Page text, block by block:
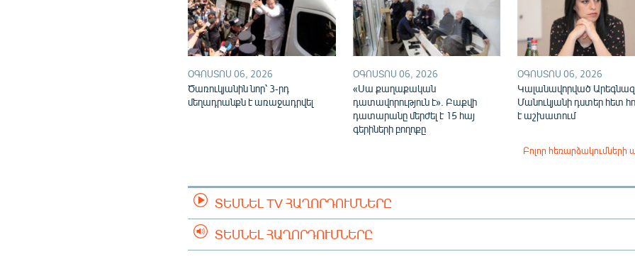
ՕԳՈՍՏՈՍ 06, 2026
Ծառուկյանին նոր՝ 3-րդ
մեղադրանքն է առաջադրվել
ՕԳՈՍՏՈՍ 06, 2026
«Սա քաղաքական
դատավորություն է». Բաքվի
դատարանը մերժել է 15 հայ
գերիների բողոքը
ՕԳՈՍՏՈՍ 06, 2026
Կալանավորված Արեգնազ
Մանուկյանի դստեր հետ
է աշխատում
Բոլոր հեռարձակումների
ՏԵՍՆԵԼ TV ՀԱՂՈՐԴՈՒՄՆԵՐԸ
ՏԵՍՆԵԼ ՀԱՂՈՐԴՈՒՄՆԵՐԸ